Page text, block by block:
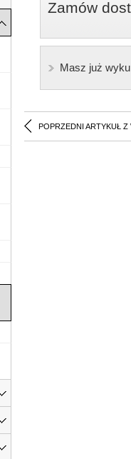
Zamów
Masz już
POPRZEDNI ARTYKUŁ Z